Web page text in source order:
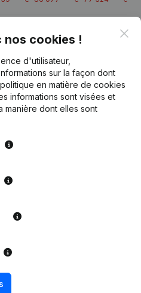
Facility
- Divers
Constitution (Nouvelle
etc...)
nos cookies !
d'utilisateur,
sur la façon dont
en matière de cookies
informations sont visées et
manière dont elles sont